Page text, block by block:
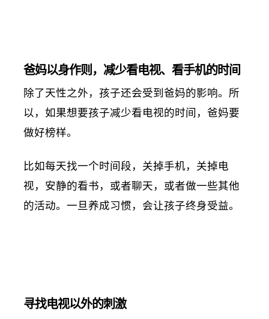
爸妈以身作则，减少看电视、看手机的时间
除了天性之外，孩子还会受到爸妈的影响。所
以，如果想要孩子减少看电视的时间，爸妈要
做好榜样。
比如每天找一个时间段，关掉手机，关掉电
视，安静的看书，或者聊天，或者做一些其他
的活动。一旦养成习惯，会让孩子终身受益。
寻找电视以外的刺激